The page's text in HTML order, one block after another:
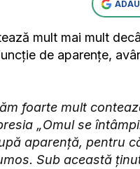
mult mai mult
de aparențe,
foarte mult
„Omul se
aparență, pentru
Sub această